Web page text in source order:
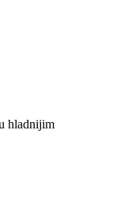
hladnijim